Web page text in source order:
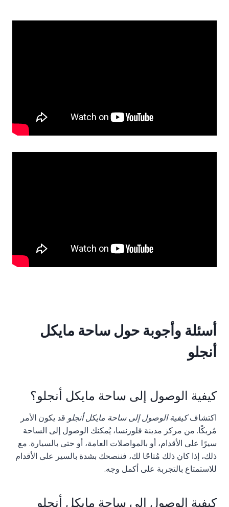
أسئلة وأجوبة حول ساحة مايكل
أنجلو
كيفية الوصول إلى ساحة مايكل أنجلو؟
اكتشافكيفية الوصول إلى ساحة مايكل أنجلو قد يكون الأمر
مُربكًا. من مركز مدينة فلورنسا، يُمكنك الوصول إلى الساحة
سيرًا على الأقدام، أو بالمواصلات العامة، أو حتى بالسيارة. مع
ذلك، إذا كان ذلك مُتاحًا لك، فننصحك بشدة بالسير على الأقدام
للاستمتاع بالتجربة على أكمل وجه.
كيفية الوصول إلى ساحة مايكل أنجلو